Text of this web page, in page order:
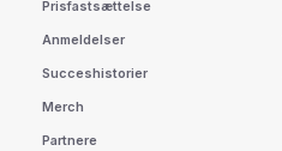
Prisfastsættelse
Anmeldelser
Succeshistorier
Merch
Partnere